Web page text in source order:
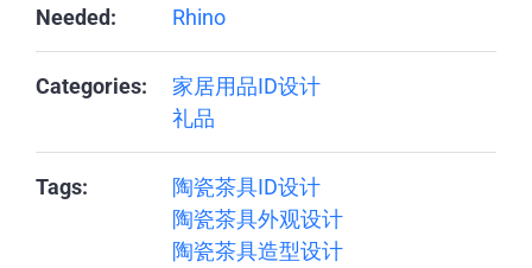
Needed:
Rhino
Categories:
家居用品ID设计
礼品
Tags:
陶瓷茶具ID设计
陶瓷茶具外观设计
陶瓷茶具造型设计